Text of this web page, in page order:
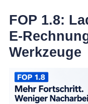
FOP 1.8:
E-
Werkzeuge